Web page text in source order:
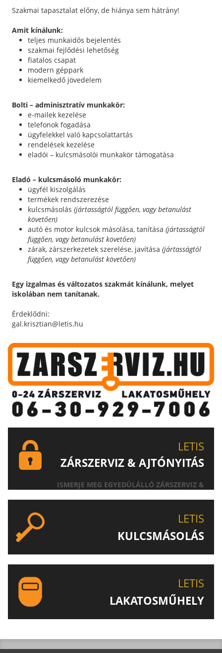
Szakmai tapasztalat előny, de hiánya sem hátrány!
Amit kínálunk:
teljes munkaidős bejelentés
szakmai fejlődési lehetőség
fiatalos csapat
modern géppark
kiemelkedő jövedelem
Bolti – adminisztratív munkakör:
e-mailek kezelése
telefonok fogadása
ügyfelekkel való kapcsolattartás
rendelések kezelése
eladói – kulcsmásolói munkakör támogatása
Eladó – kulcsmásoló munkakör:
ügyfél kiszolgálás
termékek rendszerezése
kulcsmásolás (jártasságtól függően, vagy betanulást
követően)
autó és motor kulcsok másolása, tanítása (jártasságtól
függően, vagy betanulást követően)
zárak, zárszerkezetek szerelése, javítása (jártasságtól
függően, vagy betanulást követően)
Egy izgalmas és változatos szakmát kínálunk, melyet
iskolában nem tanítanak.
Érdeklődni:
gal.krisztian@letis.hu
LETIS
ZÁRSZERVIZ & AJTÓNYITÁS
ISMERJE MEG EGYEDÜLÁLLÓ ZÁRSZERVIZ &
LETIS
KULCSMÁSOLÁS
LETIS
LAKATOSMŰHELY